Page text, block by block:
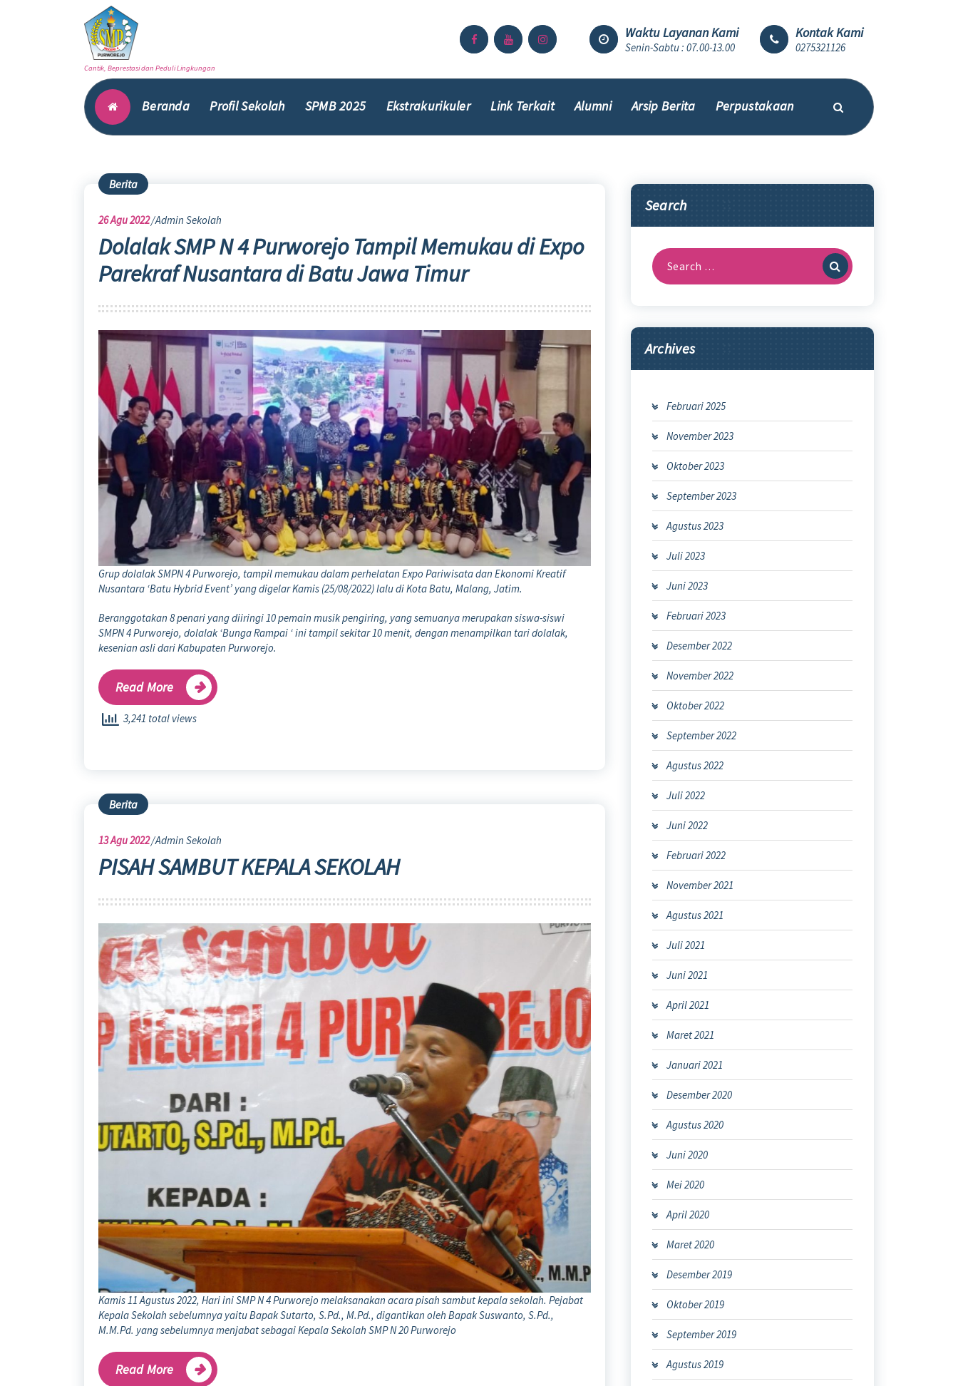
Cantik, Beprestasi dan Peduli Lingkungan
Waktu Layanan Kami
Senin-Sabtu : 07.00-13.00
Kontak Kami
0275321126
Beranda Profil Sekolah SPMB 2025 Ekstrakurikuler Link Terkait Alumni Arsip Berita Perpustakaan
Berita
26Agu 2022 Admin Sekolah
Dolalak SMP N 4 Purworejo Tampil Memukau di Expo
Parekraf Nusantara di Batu Jawa Timur
Grup dolalak SMPN 4 Purworejo, tampil memukau dalam perhelatan Expo Pariwisata dan Ekonomi Kreatif
Nusantara ‘Batu Hybrid Event’ yang digelar Kamis (25/08/2022) lalu di Kota Batu, Malang, Jatim.
Beranggotakan 8 penari yang diiringi 10 pemain musik pengiring, yang semuanya merupakan siswa-siswi
SMPN 4 Purworejo, dolalak ‘Bunga Rampai ‘ ini tampil sekitar 10 menit, dengan menampilkan tari dolalak,
kesenian asli dari Kabupaten Purworejo.
Read More
3,241 total views
Berita
13Agu 2022 Admin Sekolah
PISAH SAMBUT KEPALA SEKOLAH
Kamis 11 Agustus 2022, Hari ini SMP N 4 Purworejo melaksanakan acara pisah sambut kepala sekolah. Pejabat
Kepala Sekolah sebelumnya yaitu Bapak Sutarto, S.Pd., M.Pd., digantikan oleh Bapak Suswanto, S.Pd.,
M.M.Pd. yang sebelumnya menjabat sebagai Kepala Sekolah SMP N 20 Purworejo
Read More
Search
Search
for:
Archives
Februari 2025
November 2023
Oktober 2023
September 2023
Agustus 2023
Juli 2023
Juni 2023
Februari 2023
Desember 2022
November 2022
Oktober 2022
September 2022
Agustus 2022
Juli 2022
Juni 2022
Februari 2022
November 2021
Agustus 2021
Juli 2021
Juni 2021
April 2021
Maret 2021
Januari 2021
Desember 2020
Agustus 2020
Juni 2020
Mei 2020
April 2020
Maret 2020
Desember 2019
Oktober 2019
September 2019
Agustus 2019